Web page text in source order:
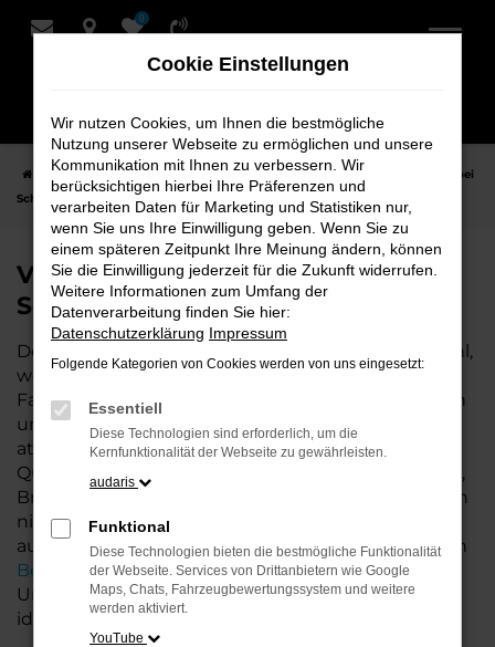
Zum
0
Startseite Hersteller VW VW ID.7
VW ID.7 Gebrauchtwagen bei
Schmidt + Koch - Ihr VW Autohaus
VW ID.7 Gebrauchtwagen bei
Schmidt + Koch - Ihr VW Autohaus
Der Gebrauchtwagen VW ID.7 ist die perfekte Wahl,
wenn Sie ein zuverlässiges und gut erhaltenes
Fahrzeug suchen. Mit einem Gebrauchtwagen von
uns fahren Sie ein hochwertiges Auto zu einem
attraktiven Preis – und können sich auf geprüfte
Qualität verlassen. Als Ihr VW Autohaus in Bremen,
Bremerhaven und Niedersachsen bieten wir Ihnen
nicht nur erstklassige Gebrauchtwagen, sondern
auch einen exzellenten Service. Unsere erfahrenen
Berater
stehen Ihnen mit fachkundiger
Unterstützung zur Seite und helfen Ihnen, das
ideale Fahrzeug zu finden.
Cookie Einstellungen
Wir nutzen Cookies, um Ihnen die bestmögliche
Nutzung unserer Webseite zu ermöglichen und unsere
Kommunikation mit Ihnen zu verbessern. Wir
berücksichtigen hierbei Ihre Präferenzen und
verarbeiten Daten für Marketing und Statistiken nur,
wenn Sie uns Ihre Einwilligung geben. Wenn Sie zu
einem späteren Zeitpunkt Ihre Meinung ändern, können
Sie die Einwilligung jederzeit für die Zukunft widerrufen.
Weitere Informationen zum Umfang der
Datenverarbeitung finden Sie hier:
Datenschutzerklärung Impressum
Folgende Kategorien von Cookies werden von uns eingesetzt:
Essentiell
Diese Technologien sind erforderlich, um die
Kernfunktionalität der Webseite zu gewährleisten.
audaris
Funktional
Diese Technologien bieten die bestmögliche Funktionalität
der Webseite. Services von Drittanbietern wie Google
Maps, Chats, Fahrzeugbewertungssystem und weitere
werden aktiviert.
YouTube